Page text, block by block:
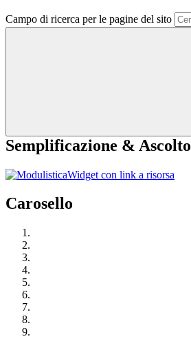
Campo di ricerca per le pagine del sito
Semplificazione & Ascolto
Widget con link a risorsa
Carosello